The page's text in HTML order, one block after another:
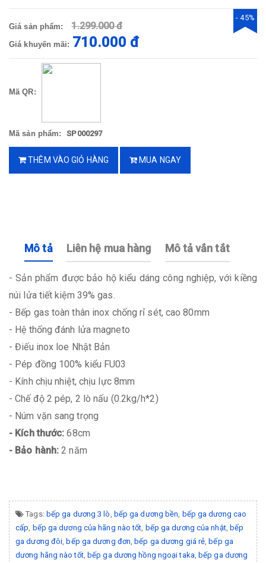
Giá sản phẩm: 1.299.000 đ
Giá khuyến mãi: 710.000 đ
- 45%
Mã QR:
Mã sản phẩm: SP000297
THÊM VÀO GIỎ HÀNG MUA NGAY
Mô tả Liên hệ mua hàng Mô tả vắn tắt
- Sản phẩm được bảo hộ kiểu dáng công nghiệp, với kiềng
núi lửa tiết kiệm 39% gas.
- Bếp gas toàn thân inox chống rỉ sét, cao 80mm
- Hệ thống đánh lửa magneto
- Điếu inox loe Nhật Bản
- Pép đồng 100% kiểu FU03
- Kính chịu nhiệt, chịu lực 8mm
- Chế độ 2 pép, 2 lò nấu (0.2kg/h*2)
- Núm vặn sang trọng
- Kích thước: 68cm
- Bảo hành: 2 năm
Tags: bếp ga dương 3 lò bếp ga dương bền bếp ga dương cao
cấp bếp ga dương của hãng nào tốt bếp ga dương của nhật, bếp
ga dương đôi ,bếp ga dương đơn ,bếp ga dương giá rẻ ,bếp ga
dương hãng nào tốt,bếp ga dương hồng ngoại taka ,bếp ga dương